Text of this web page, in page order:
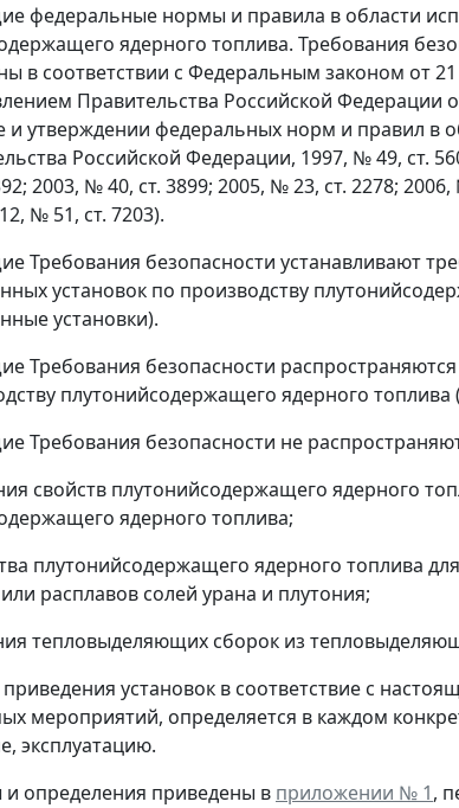
федеральные нормы и правила в области
ядерного топлива. Требования
в соответствии с Федеральным законом от
Правительства Российской
и утверждении федеральных норм и правил в
Российской Федерации, 1997, № 49, ст.
2003, № 40, ст. 3899; 2005, № 23, ст. 2278;
№ 51, ст. 7203).
Требования безопасности устанавливают
установок по производству
установки).
Требования безопасности
плутонийсодержащего ядерного топлива
Требования безопасности не
свойств плутонийсодержащего ядерного
ядерного топлива;
плутонийсодержащего ядерного топлива
расплавов солей урана и плутония;
тепловыделяющих сборок из
установок в соответствие с
мероприятий, определяется в каждом
эксплуатацию.
определения приведены в приложении № 1,